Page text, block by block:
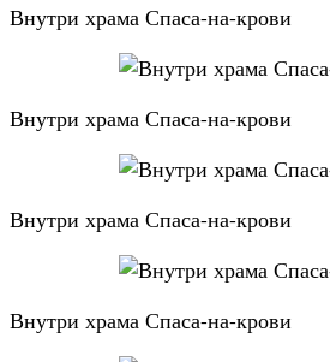
Внутри храма Спаса-на-крови
Внутри храма Спаса-на-крови
Внутри храма Спаса-на-крови
Внутри храма Спаса-на-крови